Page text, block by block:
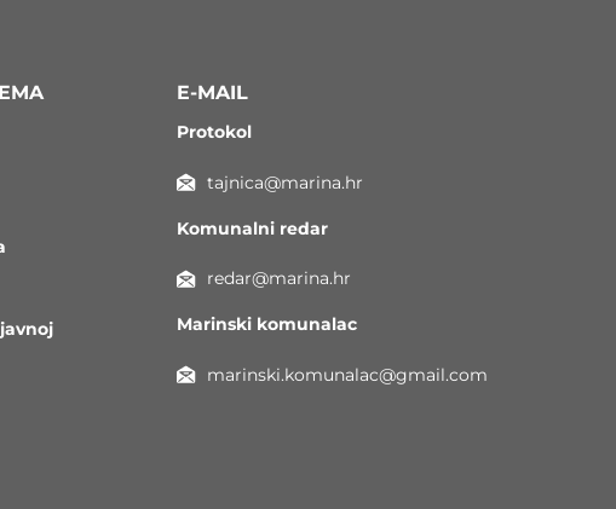
E-MAIL
Protokol
tajnica@marina.hr
Komunalni redar
redar@marina.hr
Marinski komunalac
marinski.komunalac@gmail.com